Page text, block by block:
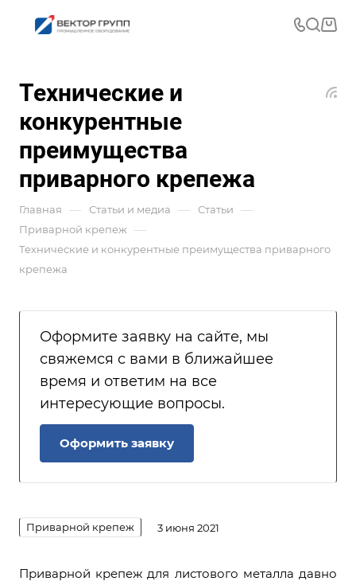
Технические и
конкурентные
преимущества
приварного крепежа
Главная — Статьи и медиа — Статьи —
Приварной крепеж —
Технические и конкурентные преимущества приварного
крепежа
Оформите заявку на сайте, мы
свяжемся с вами в ближайшее
время и ответим на все
интересующие вопросы.
Оформить заявку
Приварной крепеж 3 июня 2021
Приварной крепеж для листового металла давно